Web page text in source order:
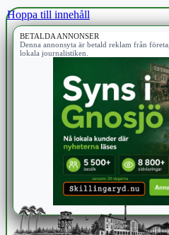
Hoppa till innehåll
BETALDA ANNONSER
Denna annonsyta är betald reklam från
lokala journalistiken.